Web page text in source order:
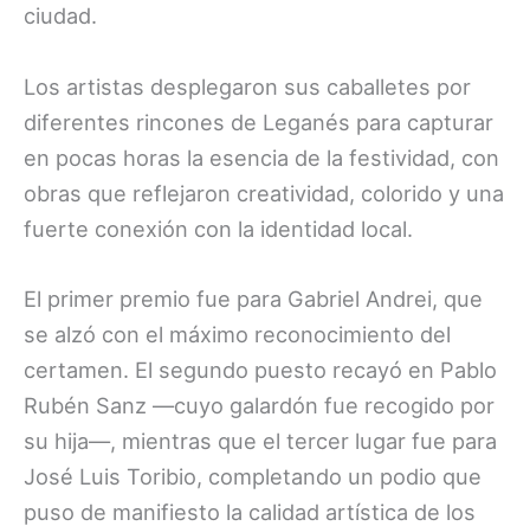
ciudad.
Los artistas desplegaron sus caballetes por
diferentes rincones de Leganés para capturar
en pocas horas la esencia de la festividad, con
obras que reflejaron creatividad, colorido y una
fuerte conexión con la identidad local.
El primer premio fue para Gabriel Andrei, que
se alzó con el máximo reconocimiento del
certamen. El segundo puesto recayó en Pablo
Rubén Sanz —cuyo galardón fue recogido por
su hija—, mientras que el tercer lugar fue para
José Luis Toribio, completando un podio que
puso de manifiesto la calidad artística de los